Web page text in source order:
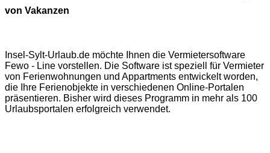
von Vakanzen
Insel-Sylt-Urlaub.de möchte Ihnen die Vermietersoftware
Fewo - Line vorstellen. Die Software ist speziell für Vermieter
von Ferienwohnungen und Appartments entwickelt worden,
die Ihre Ferienobjekte in verschiedenen Online-Portalen
präsentieren. Bisher wird dieses Programm in mehr als 100
Urlaubsportalen erfolgreich verwendet.